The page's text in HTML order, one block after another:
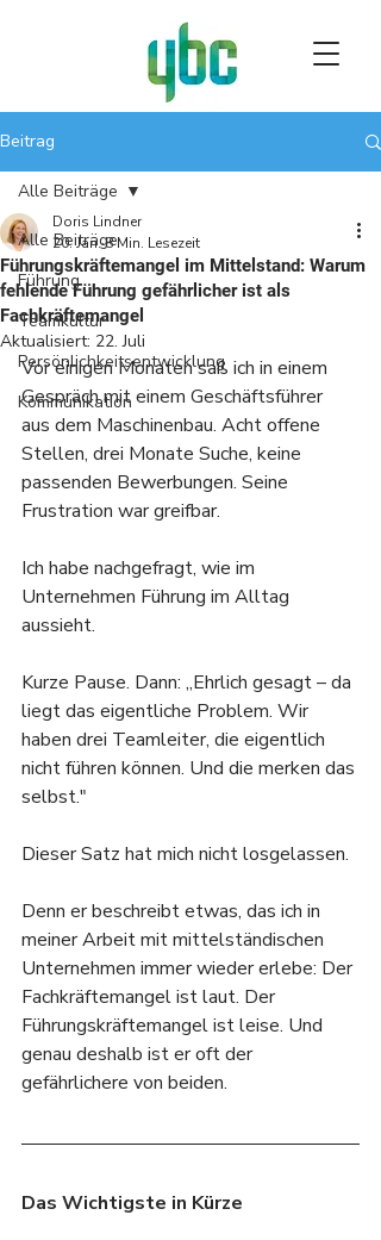
Beitrag
Alle Beiträge
Führung
Teamkultur
Persönlichkeitsentwicklung
Kommunikation
Alle Beiträge
Führungskräftemangel im Mittelstand: Warum
fehlende Führung gefährlicher ist als
Fachkräftemangel
Doris Lindner
20. Jan.8 Min. Lesezeit
Aktualisiert: 22. Juli
Vor einigen Monaten saß ich in einem
Gespräch mit einem Geschäftsführer
aus dem Maschinenbau. Acht offene
Stellen, drei Monate Suche, keine
passenden Bewerbungen. Seine
Frustration war greifbar.
Ich habe nachgefragt, wie im
Unternehmen Führung im Alltag
aussieht.
Kurze Pause. Dann: „Ehrlich gesagt – da
liegt das eigentliche Problem. Wir
haben drei Teamleiter, die eigentlich
nicht führen können. Und die merken das
selbst."
Dieser Satz hat mich nicht losgelassen.
Denn er beschreibt etwas, das ich in
meiner Arbeit mit mittelständischen
Unternehmen immer wieder erlebe: Der
Fachkräftemangel ist laut. Der
Führungskräftemangel ist leise. Und
genau deshalb ist er oft der
gefährlichere von beiden.
Das Wichtigste in Kürze